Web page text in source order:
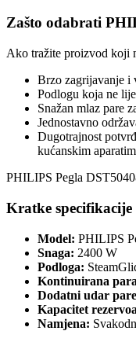
Zašto odabrati
Ako tražite proizvod koji
Brzo zagrijavanje i
Podlogu koja ne
Snažan mlaz pare
Jednostavno
Dugotrajnost
kućanskim
PHILIPS Pegla
Kratke specifikacije
Model: PHILIPS
Snaga: 2400 W
Podloga:
Kontinuirana
Dodatni udar
Kapacitet
Namjena: